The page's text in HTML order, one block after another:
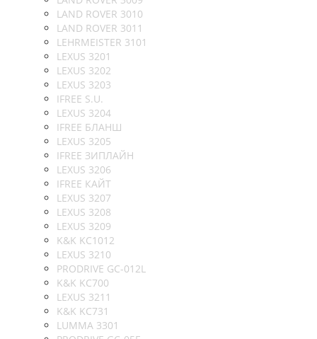
LAND ROVER 3010
LAND ROVER 3011
LEHRMEISTER 3101
LEXUS 3201
LEXUS 3202
LEXUS 3203
IFREE S.U.
LEXUS 3204
IFREE БЛАНШ
LEXUS 3205
IFREE ЗИПЛАЙН
LEXUS 3206
IFREE КАЙТ
LEXUS 3207
LEXUS 3208
LEXUS 3209
K&K KC1012
LEXUS 3210
PRODRIVE GC-012L
K&K KC700
LEXUS 3211
K&K KC731
LUMMA 3301